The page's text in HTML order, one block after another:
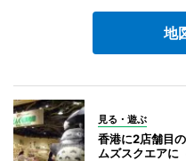
地
見る・遊ぶ
香港に2店舗目
ムズスクエアに